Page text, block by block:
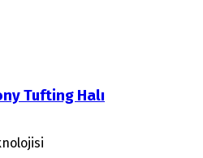
Tufting Halı